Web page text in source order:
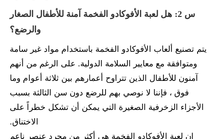
س 2: هل لعبة الأفوكادو الفخمة آمنة للأطفال الصغار
والرضع؟
يتم تصنيع ألعاب الأفوكادو الفخمة باستخدام مواد غير سامة
ومتوافقة مع معايير السلامة الدولية. على الرغم من أنهم
آمنون للأطفال الذين تتراوح أعمارهم بين ثلاثة أعوام وما
فوق ، فإننا لا نوصي بهم للرضع دون سن الثالثة بسبب
الأجزاء الزخرفية الصغيرة التي يمكن أن تشكل خطراً على
الاختناق.
إن لعبة الأفوكادو الفخمة هي أكثر من مجرد عنصر ناعم